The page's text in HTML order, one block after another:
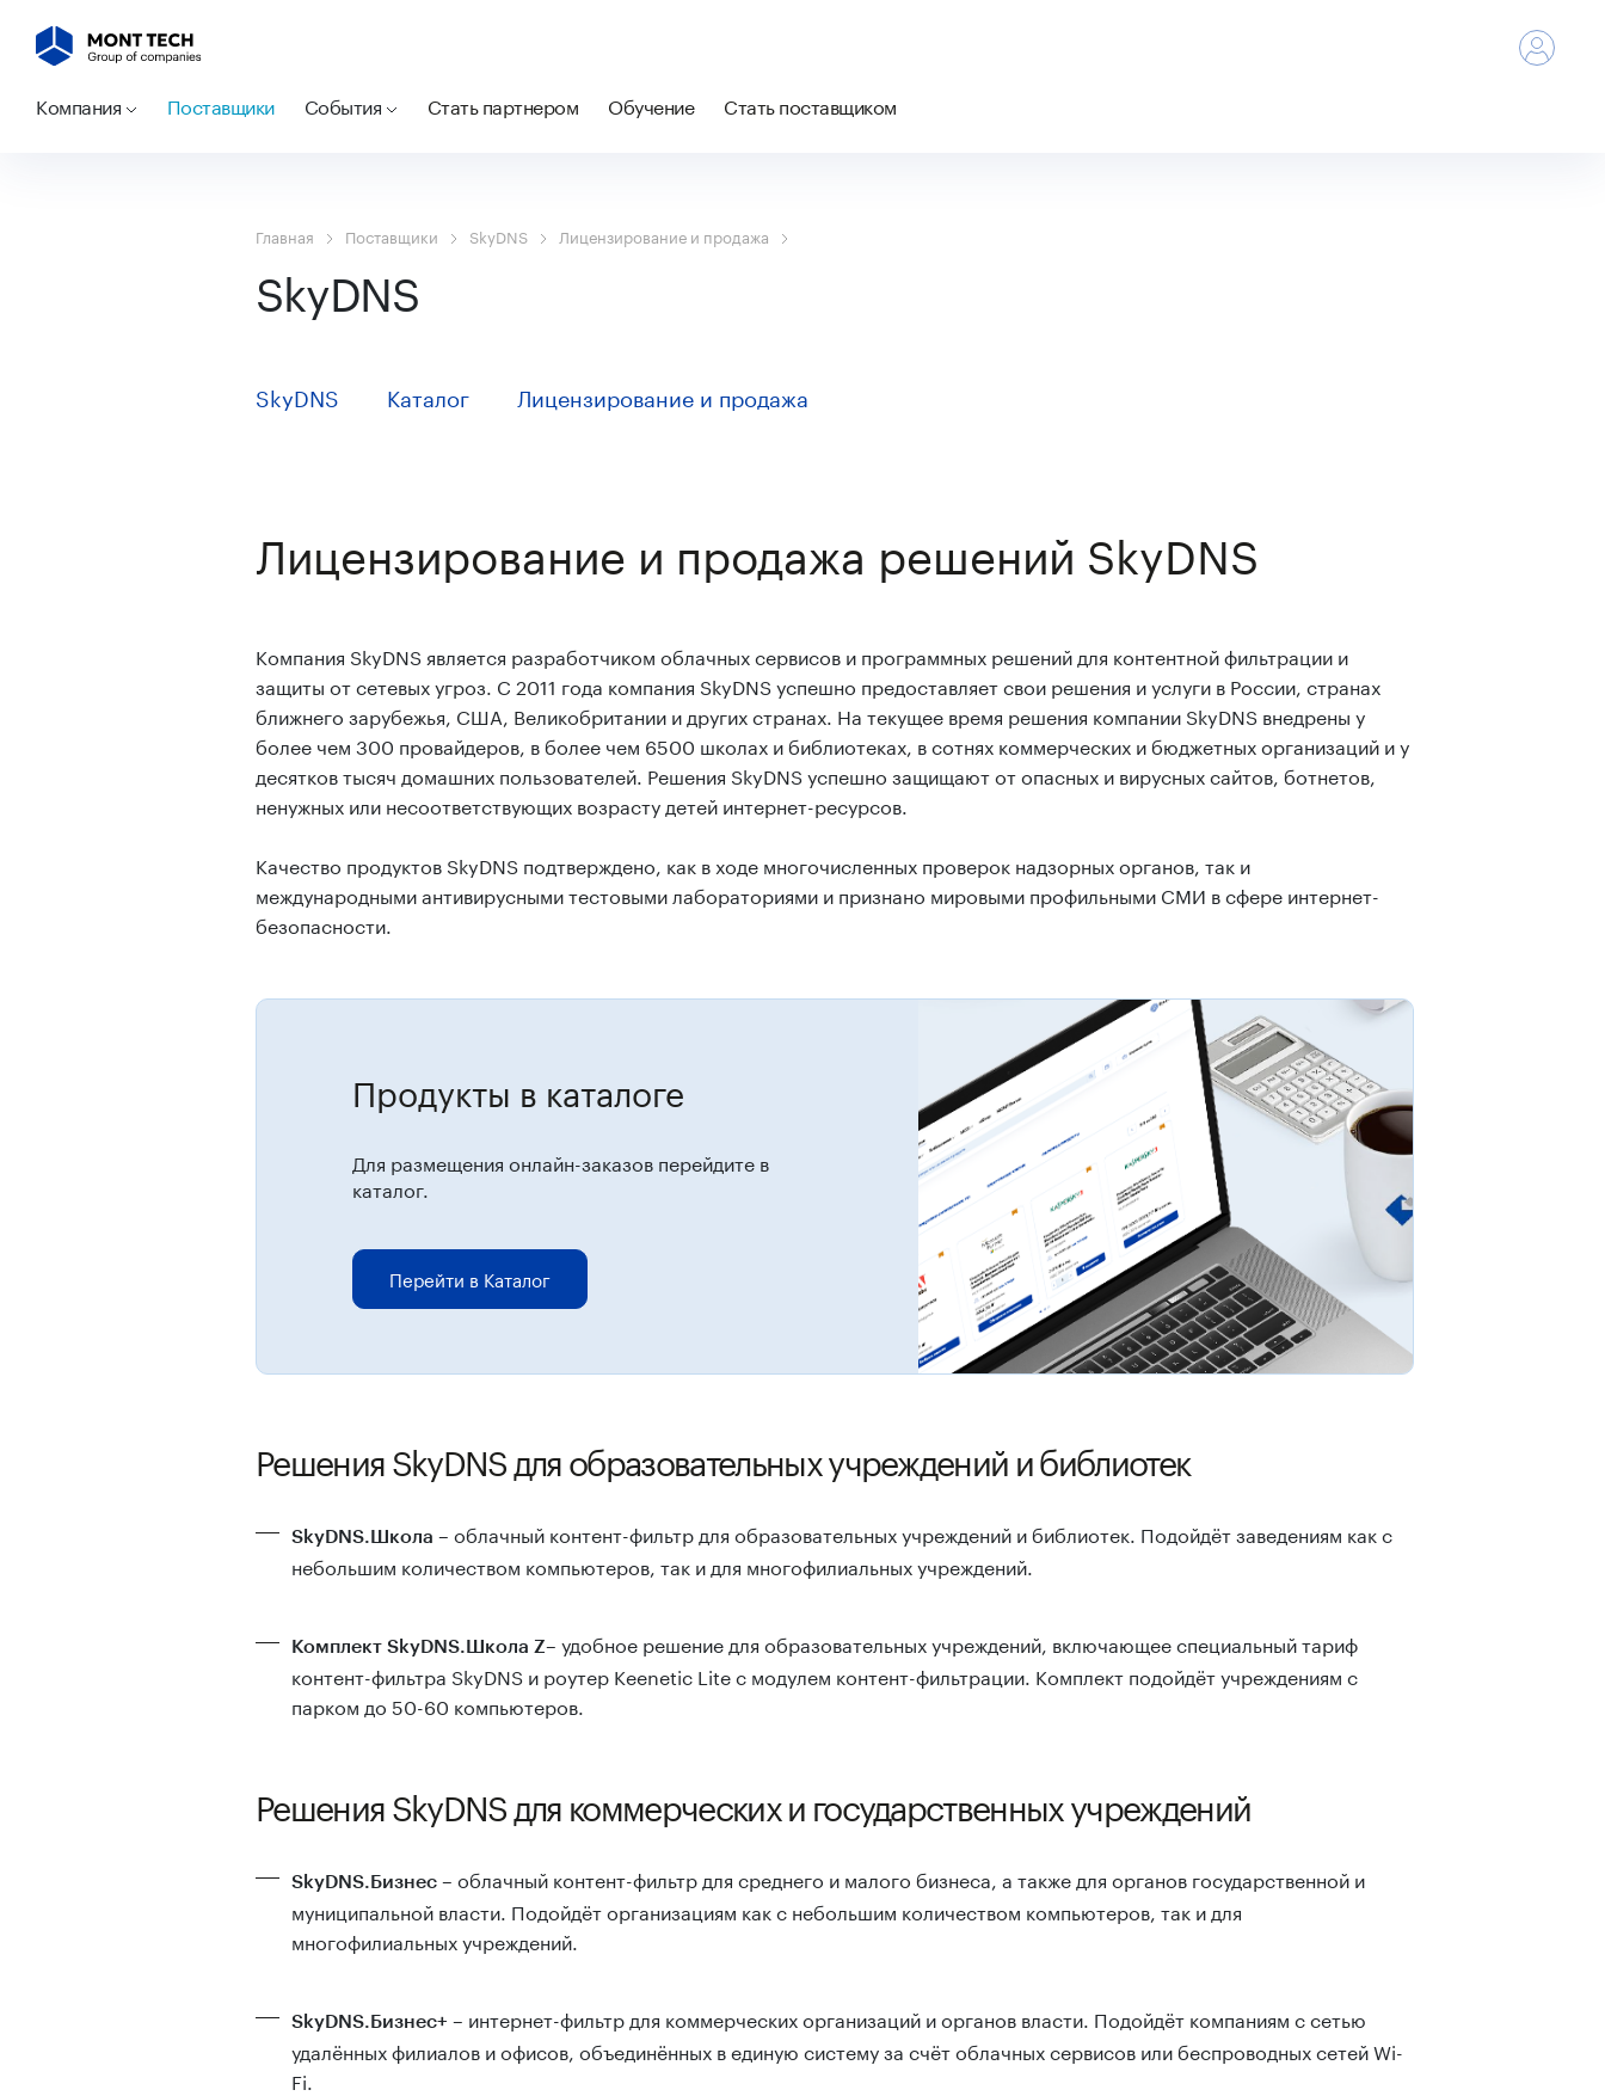
Компания Поставщики События Стать партнером Обучение Стать поставщиком
Главная Поставщики SkyDNS Лицензирование и продажа
SkyDNS
SkyDNS Каталог Лицензирование и продажа
Лицензирование и продажа решений SkyDNS
Компания SkyDNS является разработчиком облачных сервисов и программных решений для контентной фильтрации и
защиты от сетевых угроз. С 2011 года компания SkyDNS успешно предоставляет свои решения и услуги в России, странах
ближнего зарубежья, США, Великобритании и других странах. На текущее время решения компании SkyDNS внедрены у
более чем 300 провайдеров, в более чем 6500 школах и библиотеках, в сотнях коммерческих и бюджетных организаций и у
десятков тысяч домашних пользователей. Решения SkyDNS успешно защищают от опасных и вирусных сайтов, ботнетов,
ненужных или несоответствующих возрасту детей интернет-ресурсов.
Качество продуктов SkyDNS подтверждено, как в ходе многочисленных проверок надзорных органов, так и
международными антивирусными тестовыми лабораториями и признано мировыми профильными СМИ в сфере интернет-
безопасности.
Продукты в каталоге
Для размещения онлайн-заказов перейдите в
каталог.
Перейти в Каталог
Решения SkyDNS для образовательных учреждений и библиотек
SkyDNS.Школа – облачный контент-фильтр для образовательных учреждений и библиотек. Подойдёт заведениям как с
небольшим количеством компьютеров, так и для многофилиальных учреждений.
Комплект SkyDNS.Школа Z– удобное решение для образовательных учреждений, включающее специальный тариф
контент-фильтра SkyDNS и роутер Keenetic Lite с модулем контент-фильтрации. Комплект подойдёт учреждениям с
парком до 50-60 компьютеров.
Решения SkyDNS для коммерческих и государственных учреждений
SkyDNS.Бизнес – облачный контент-фильтр для среднего и малого бизнеса, а также для органов государственной и
муниципальной власти. Подойдёт организациям как с небольшим количеством компьютеров, так и для
многофилиальных учреждений.
SkyDNS.Бизнес+ – интернет-фильтр для коммерческих организаций и органов власти. Подойдёт компаниям с сетью
удалённых филиалов и офисов, объединённых в единую систему за счёт облачных сервисов или беспроводных сетей Wi-
Fi.